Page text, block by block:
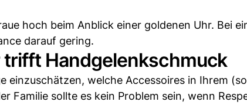
hoch beim Anblick einer goldenen Uhr. Bei
darauf gering.
Handgelenkschmuck
einzuschätzen, welche Accessoires in Ihrem
Familie sollte es kein Problem sein, wenn